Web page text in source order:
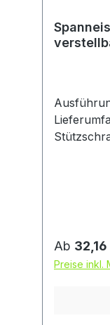
Ausführung: Gehärtet,
Regulärer
Ab 32,16
Preise inkl.